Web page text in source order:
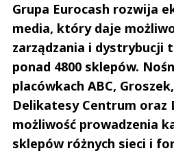
Grupa Eurocash rozwija
media, który daje
zarządzania i dystrybucji
ponad 4800 sklepów.
placówkach ABC,
Delikatesy Centrum oraz
możliwość prowadzenia
sklepów różnych sieci i